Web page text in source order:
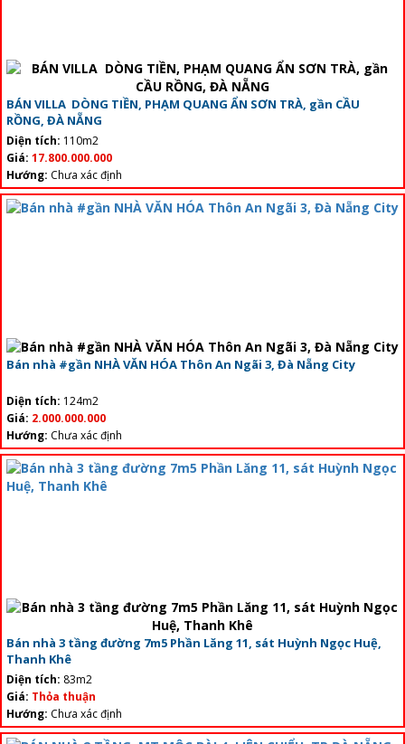
BÁN VILLA DÒNG TIỀN, PHẠM QUANG ẨN SƠN TRÀ, gần CẦU
RỒNG, ĐÀ NẴNG
Diện tích: 110m2
Giá: 17.800.000.000
Hướng: Chưa xác định
Bán nhà #gần NHÀ VĂN HÓA Thôn An Ngãi 3, Đà Nẵng City
Diện tích: 124m2
Giá: 2.000.000.000
Hướng: Chưa xác định
Bán nhà 3 tầng đường 7m5 Phần Lăng 11, sát Huỳnh Ngọc Huệ,
Thanh Khê
Diện tích: 83m2
Giá: Thỏa thuận
Hướng: Chưa xác định